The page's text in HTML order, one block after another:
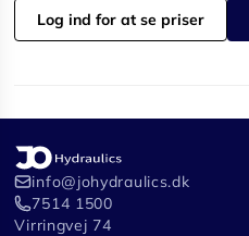
Log ind for at se priser
info@johydraulics.dk
7514 1500
Virringvej 74